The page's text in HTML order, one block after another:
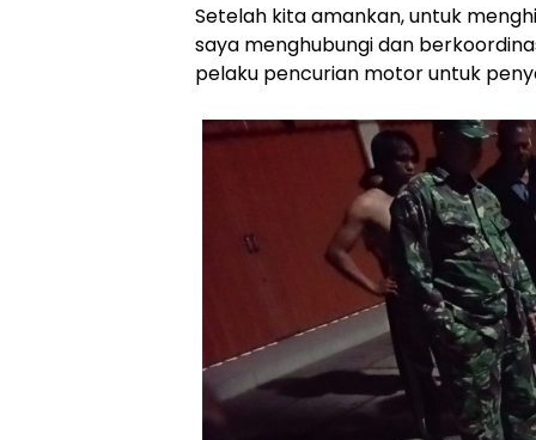
Setelah kita amankan, untuk
saya menghubungi dan
pelaku pencurian motor untuk